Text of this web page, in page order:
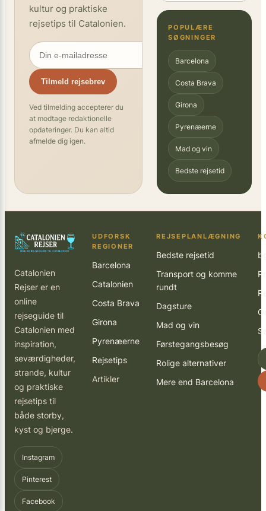
kultur og praktiske
rejsetips til Catalonien.
Tilmeld rejsebrev
Ved tilmelding accepterer du
at modtage redaktionelle
opdateringer. Du kan altid
afmelde dig igen.
POPULÆRE
SØGNINGER
Barcelona
Costa Brava
Girona
Pyrenæerne
Mad og vin
Bedste rejsetid
Catalonien
Rejser er en
online
rejseguide til
Catalonien med
inspiration,
seværdigheder,
strande, kultur
og praktiske
rejsetips til
både storby,
kyst og bjerge.
Instagram
Pinterest
Facebook
UDFORSK
REGIONER
Barcelona
Catalonien
Costa Brava
Girona
Pyrenæerne
Rejsetips
Artikler
REJSEPLANLÆGNING
Bedste rejsetid
Transport og komme
rundt
Dagsture
Mad og vin
Førstegangsbesøg
Rolige alternativer
Mere end Barcelona